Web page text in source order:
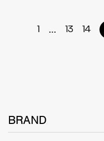
1 ... 13 14
BRAND